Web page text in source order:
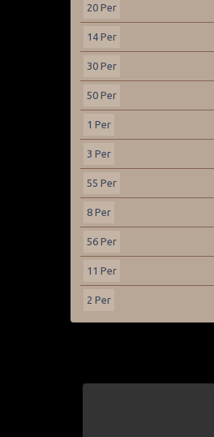
20 Per
14 Per
30 Per
50 Per
1 Per
3 Per
55 Per
8 Per
56 Per
11 Per
2 Per